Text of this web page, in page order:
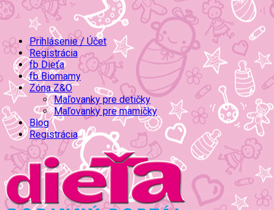
Prihlásenie / Účet
Registrácia
fb Dieťa
fb Biomamy
Zóna Z&O
Maľovanky pre detičky
Maľovanky pre mamičky
Blog
Registrácia